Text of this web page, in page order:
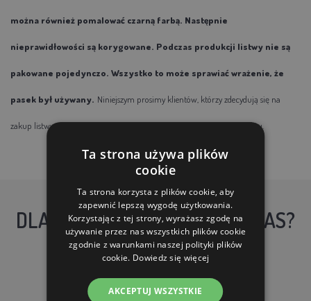
można również pomalować czarną farbą. Następnie
nieprawidłowości są korygowane. Podczas produkcji listwy nie są
pakowane pojedynczo. Wszystko to może sprawiać wrażenie, że
pasek był używany. Niniejszym prosimy klientów, którzy zdecydują się na
zakup listwy ochronnej, aby tolerowali wady kosmetyczne tego produktu.
DLACZEGO WARTO KUPIĆ U NAS?
Ta strona używa plików
cookie
Ta strona korzysta z plików cookie, aby
zapewnić lepszą wygodę użytkowania.
Korzystając z tej strony, wyrażasz zgodę na
używanie przez nas wszystkich plików cookie
zgodnie z warunkami naszej polityki plików
cookie. Dowiedz się więcej
AKCEPTUJ WSZYSTKIE